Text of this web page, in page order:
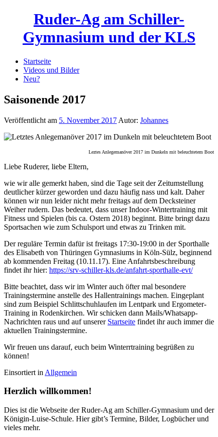
Ruder-Ag am Schiller-
Gymnasium und der KLS
Startseite
Videos und Bilder
Neu?
Saisonende 2017
Veröffentlicht am 5. November 2017 Autor: Johannes
Leztes Anlegemanöver 2017 im Dunkeln mit beleuchtetem Boot
Liebe Ruderer, liebe Eltern,
wie wir alle gemerkt haben, sind die Tage seit der Zeitumstellung
deutlicher kürzer geworden und dazu häufig nass und kalt. Daher
können wir nun leider nicht mehr freitags auf dem Decksteiner
Weiher rudern. Das bedeutet, dass unser Indoor-Wintertraining mit
Fitness und Spielen (bis ca. Ostern 2018) beginnt. Bitte bringt dazu
Sportsachen wie zum Schulsport und etwas zu Trinken mit.
Der reguläre Termin dafür ist freitags 17:30-19:00 in der Sporthalle
des Elisabeth von Thüringen Gymnasiums in Köln-Sülz, beginnend
ab kommenden Freitag (10.11.17). Eine Anfahrtsbeschreibung
findet ihr hier: https://srv-schiller-kls.de/anfahrt-sporthalle-evt/
Bitte beachtet, dass wir im Winter auch öfter mal besondere
Trainingstermine anstelle des Hallentrainings machen. Eingeplant
sind zum Beispiel Schlittschuhlaufen im Lentpark und Ergometer-
Training in Rodenkirchen. Wir schicken dann Mails/Whatsapp-
Nachrichten raus und auf unserer Startseite findet ihr auch immer die
aktuellen Trainingstermine.
Wir freuen uns darauf, euch beim Winterrtraining begrüßen zu
können!
Einsortiert in Allgemein
Herzlich willkommen!
Dies ist die Webseite der Ruder-Ag am Schiller-Gymnasium und der
Königin-Luise-Schule. Hier gibt’s Termine, Bilder, Logbücher und
vieles mehr.